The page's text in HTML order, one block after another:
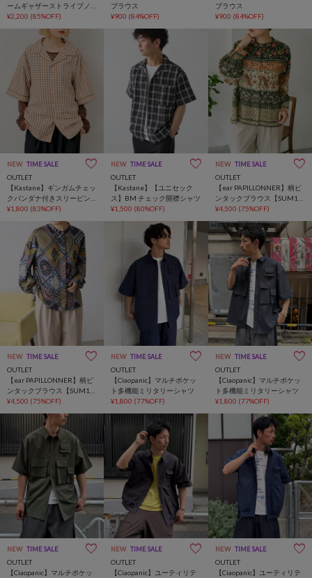
ームギャザーストライプノ
ースリシャツ
¥2,200 (85%OFF)
ブラウス
¥900 (84%OFF)
ブラウス
¥900 (84%OFF)
NEW TIME SALE
OUTLET
【Kastane】ギンガムチェッ
クバンダナ付きスリーピン
グシャツ
¥1,800 (83%OFF)
NEW TIME SALE
OUTLET
【Kastane】【ユニセック
ス】BM チェック開襟シャツ
¥1,500 (80%OFF)
NEW TIME SALE
OUTLET
【ear PAPILLONNER】柄ピ
ンタックブラウス【SUM1
STYLE】
¥4,500 (75%OFF)
NEW TIME SALE
OUTLET
【ear PAPILLONNER】柄ピ
ンタックブラウス【SUM1
STYLE】
¥4,500 (75%OFF)
NEW TIME SALE
OUTLET
【Ciaopanic】マルチポケッ
ト多機能ミリタリーシャツ
¥1,800 (77%OFF)
NEW TIME SALE
OUTLET
【Ciaopanic】マルチポケッ
ト多機能ミリタリーシャツ
¥1,800 (77%OFF)
NEW TIME SALE
OUTLET
【Ciaopanic】マルチポケッ
NEW TIME SALE
OUTLET
【Ciaopanic】ユーティリテ
NEW TIME SALE
OUTLET
【Ciaopanic】ユーティリテ